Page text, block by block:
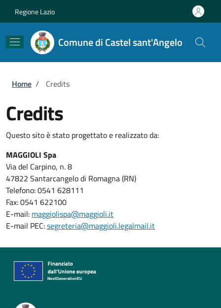
Regione Lazio
Comune di Castel sant'Angelo
Briciole di pane
Home / Credits
Credits
Questo sito è stato progettato e realizzato da:
MAGGIOLI Spa
Via del Carpino, n. 8
47822 Santarcangelo di Romagna (RN)
Telefono: 0541 628111
Fax: 0541 622100
E-mail: maggiolispa@maggioli.it
E-mail PEC:segreteria@maggioli.legalmail.it